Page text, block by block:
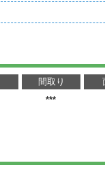
間取り
***